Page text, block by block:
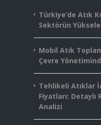
Türkiye’de Atık
Sektörün
Mobil Atık
Çevre
Tehlikeli Atıklar
Fiyatları: Detaylı
Analizi